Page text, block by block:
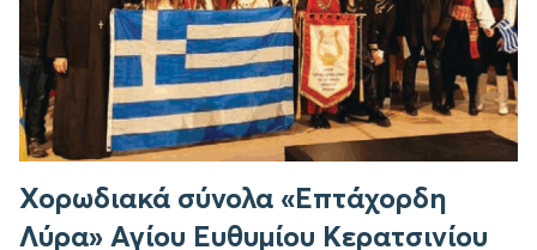
Χορωδιακά σύνολα «Επτάχορδη
Λύρα» Αγίου Ευθυμίου Κερατσινίου